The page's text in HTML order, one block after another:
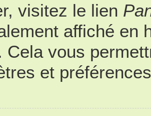
visitez le lien
affiché en
Cela vous
et